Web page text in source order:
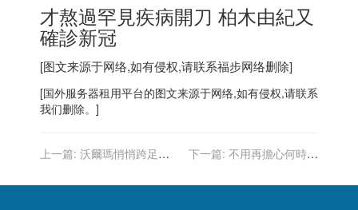
才熬過罕見疾病開刀 柏木由紀又
確診新冠
[图文来源于网络,如有侵权,请联系福步网络删除]
[国外服务器租用平台的图文来源于网络,如有侵权,请联系
我们删除。]
上一篇: 沃爾瑪悄悄跨足
和NFT
下一篇: 不用再擔心何時被